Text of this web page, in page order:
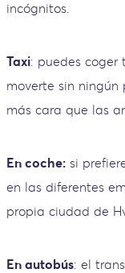
incógnitos.
Taxi: puedes
moverte sin
más cara que las
En coche: si
en las diferentes
propia ciudad de
En autobús: el